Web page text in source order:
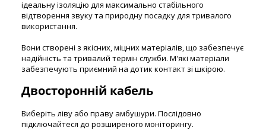
ідеальну ізоляцію для максимально стабільного
відтворення звуку та природну посадку для тривалого
використання.
Вони створені з якісних, міцних матеріалів, що забезпечує
надійність та тривалий термін служби. М'які матеріали
забезпечують приємний на дотик контакт зі шкірою.
Двосторонній кабель
Виберіть ліву або праву амбушури. Послідовно
підключайтеся до розширеного моніторингу.